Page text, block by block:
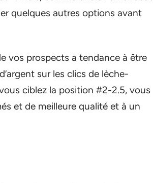
quelques autres options avant
vos prospects a tendance à être
sur les clics de lèche-
ciblez la position #2-2.5, vous
et de meilleure qualité et à un